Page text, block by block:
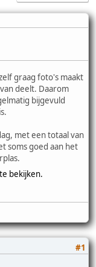
graag foto's maakt
deelt. Daarom
bijgevuld
met een totaal van
soms goed aan het
bekijken.
#1